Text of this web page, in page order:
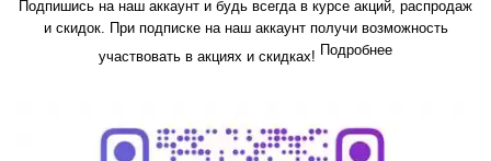
Подпишись на наш аккаунт и будь всегда в курсе акций, распродаж
и скидок. При подписке на наш аккаунт получи возможность
участвовать в акциях и скидках! Подробнее